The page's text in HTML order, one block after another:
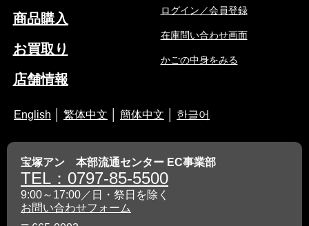
商品購入
お買取り
店舗情報
ログイン／会員登録
在庫問い合わせ画面
かごの中身をみる
English 繁体中文 簡体中文 한글어
宝塚アン 本部流通センター EC事業部
TEL：0797-85-5500
9:00～17:00／日・祭日を除く
お問い合わせフォーム